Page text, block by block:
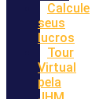
Calcule
seus
lucros
Tour
Virtual
pela